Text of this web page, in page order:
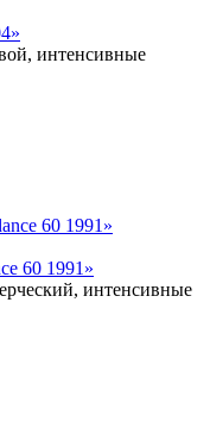
интенсивные
60 1991»
интенсивные